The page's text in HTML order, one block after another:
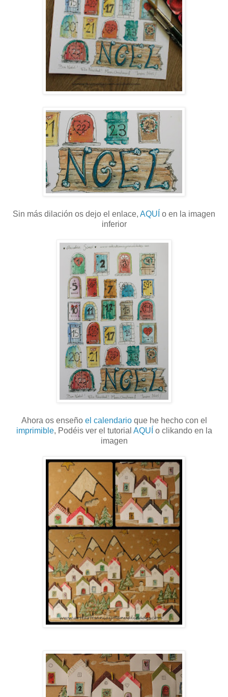
Sin más dilación os dejo el enlace, AQUÍ o en la imagen
inferior
Ahora os enseño el calendarioque he hecho con el
imprimible, Podéis ver el tutorial AQUÍ o clikando en la
imagen